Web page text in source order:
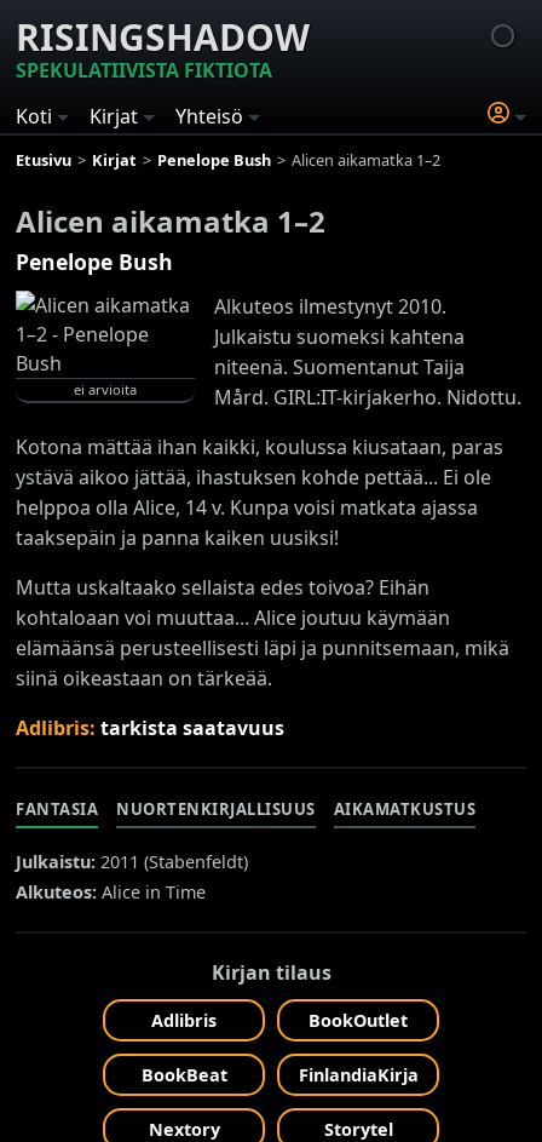
RISINGSHADOW
SPEKULATIIVISTA FIKTIOTA
Koti
Kirjat Yhteisö
Etusivu Kirjat Penelope Bush Alicen aikamatka 1–2
Alicen aikamatka 1–2
Penelope Bush
ei arvioita
Alkuteos ilmestynyt 2010.
Julkaistu suomeksi kahtena
niteenä. Suomentanut Taija
Mård. GIRL:IT-kirjakerho. Nidottu.
Kotona mättää ihan kaikki, koulussa kiusataan, paras
ystävä aikoo jättää, ihastuksen kohde pettää... Ei ole
helppoa olla Alice, 14 v. Kunpa voisi matkata ajassa
taaksepäin ja panna kaiken uusiksi!
Mutta uskaltaako sellaista edes toivoa? Eihän
kohtaloaan voi muuttaa... Alice joutuu käymään
elämäänsä perusteellisesti läpi ja punnitsemaan, mikä
siinä oikeastaan on tärkeää.
Adlibris:tarkista saatavuus
FANTASIA NUORTENKIRJALLISUUS AIKAMATKUSTUS
Julkaistu: 2011 (Stabenfeldt)
Alkuteos: Alice in Time
Kirjan tilaus
Adlibris BookOutlet
BookBeat FinlandiaKirja
Nextory Storytel